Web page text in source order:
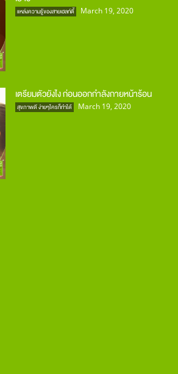
แหล่งความรู้ของสายเฮลท์ตี้ March 19, 2020
เตรียมตัวยังไง ก่อนออกกำลังกายหน้าร้อน
สุขภาพดี ง่ายๆใครก็ทำได้ March 19, 2020